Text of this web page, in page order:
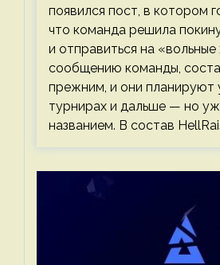
появился пост, в котором
что команда решила
и отправиться на
сообщению команды,
прежним, и они планируют
турнирах и дальше — но
названием. В состав